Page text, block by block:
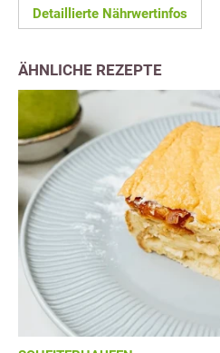
Detaillierte Nährwertinfos
ÄHNLICHE REZEPTE